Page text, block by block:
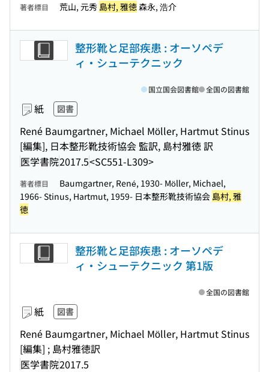
著者標目 荒山, 元秀 島村, 雅徳森永, 浩介
整形靴と足部疾患 : オーソペデ
ィ・シューテクニック
紙 図書
René Baumgartner, Michael Möller, Hartmut Stinus
[編集], 日本整形靴技術協会 監訳, 島村雅徳 訳
医学書院2017.5<SC551-L309>
国立国会図書館 全国の図書館
著者標目
Baumgartner, René, 1930- Möller, Michael,
1966- Stinus, Hartmut, 1959- 日本整形靴技術協会 島村, 雅
徳
整形靴と足部疾患 : オーソペデ
ィ・シューテクニック 第1版
紙 図書
René Baumgartner, Michael Möller, Hartmut Stinus
[編集] ; 島村雅徳訳
医学書院2017.5
全国の図書館